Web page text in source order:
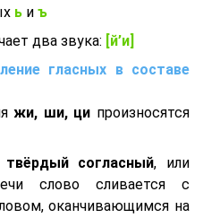
ь и ъ
два звука: [й’и]
гласных в составе
жи, ши, ци произносятся
твёрдый согласный, или
слово сливается с
оканчивающимся на